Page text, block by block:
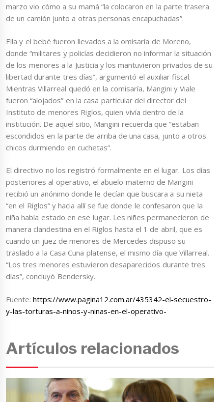
marzo vio cómo a su mamá “la colocaron en la parte trasera
de un camión junto a otras personas encapuchadas”.
Ella y el bebé fueron llevados a la omisaría de Moreno,
donde “militares y policías decidieron no informar la situación
de los menores a la Justicia y los mantuvieron privados de su
libertad durante tres días”, argumentó el auxiliar fiscal.
Mientras Villarreal quedó en la comisaría, Mangini y Viale
fueron “alojados” en la casa particular del director del
Instituto de menores Riglos, quien vivía dentro de la
institución. De aquel sitio, Mangini recuerda que “estaban
escondidos en la parte de arriba de una casa, junto a otros
chicos durmiendo en cuchetas”.
El directivo no los registró formalmente en el lugar. Los días
posteriores al operativo, el abuelo materno de Mangini
recibió un anónimo donde le decían que buscara a su nieta
“en el Riglos” y hacia allí se fue donde le confesaron que la
niña había estado en ese lugar. Les niñes permanecieron de
manera clandestina en el Riglos hasta el 1 de abril, que es
cuando un juez de menores de Mercedes dispuso su
traslado a la Casa Cuna platense, el mismo día que Villarreal.
“Los tres menores estuvieron desaparecidos durante tres
días”, concluyó Bendersky.
Fuente:https://www.pagina12.com.ar/435342-el-secuestro-
y-las-torturas-a-ninos-y-ninas-en-el-operativo-
Artículos relacionados